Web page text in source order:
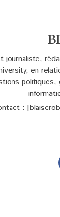
journaliste,
en
: